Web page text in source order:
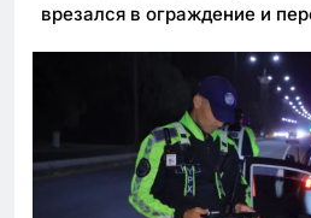
врезался в ограждение и